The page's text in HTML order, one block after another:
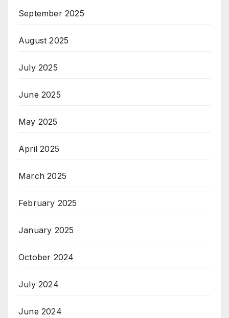
September 2025
August 2025
July 2025
June 2025
May 2025
April 2025
March 2025
February 2025
January 2025
October 2024
July 2024
June 2024